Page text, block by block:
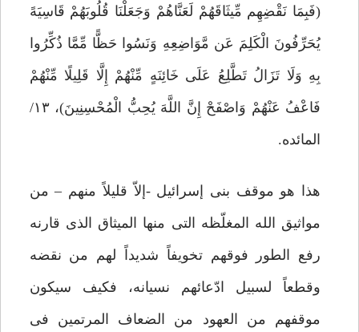
(فَبِمَا نَقْضِهِم مِّیثَاقَهُمْ لَعَنَّاهُمْ وَجَعَلْنَا قُلُوبَهُمْ قَاسِیَهً
یُحَرِّفُونَ الْکَلِمَ عَن مَّوَاضِعِهِ وَنَسُوا حَظًّا مِّمَّا ذُکِّرُوا
بِهِ وَلَا تَزَالُ تَطَّلِعُ عَلَى خَائِنَهٍ مِّنْهُمْ إِلَّا قَلِیلًا مِّنْهُمْ
فَاعْفُ عَنْهُمْ وَاصْفَحْ إِنَّ اللَّهَ یُحِبُّ الْمُحْسِنِینَ)، ۱۳/
المائده.
هذا هو موقف بنی إسرائیل -إلاّ قلیلاً منهم – من
مواثیق الله المغلّظه التی منها المیثاق الذی قارنه
رفع الطور فوقهم تخویفاً شدیداً لهم من نقضه
وقطعاً لسبیل ادّعائهم نسیانه، فکیف سیکون
موقفهم من العهود من الضعاف المرتمین فی